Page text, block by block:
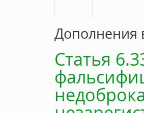
Дополнения
Статья